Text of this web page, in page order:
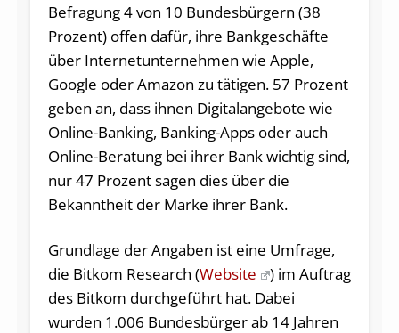
Befragung 4 von 10 Bundesbürgern (38
Prozent) offen dafür, ihre Bankgeschäfte
über Internetunternehmen wie Apple,
Google oder Amazon zu tätigen. 57 Prozent
geben an, dass ihnen Digitalangebote wie
Online-Banking, Banking-Apps oder auch
Online-Beratung bei ihrer Bank wichtig sind,
nur 47 Prozent sagen dies über die
Bekanntheit der Marke ihrer Bank.
Grundlage der Angaben ist eine Umfrage,
die Bitkom Research (Website
) im Auftrag
des Bitkom durchgeführt hat. Dabei
wurden 1.006 Bundesbürger ab 14 Jahren